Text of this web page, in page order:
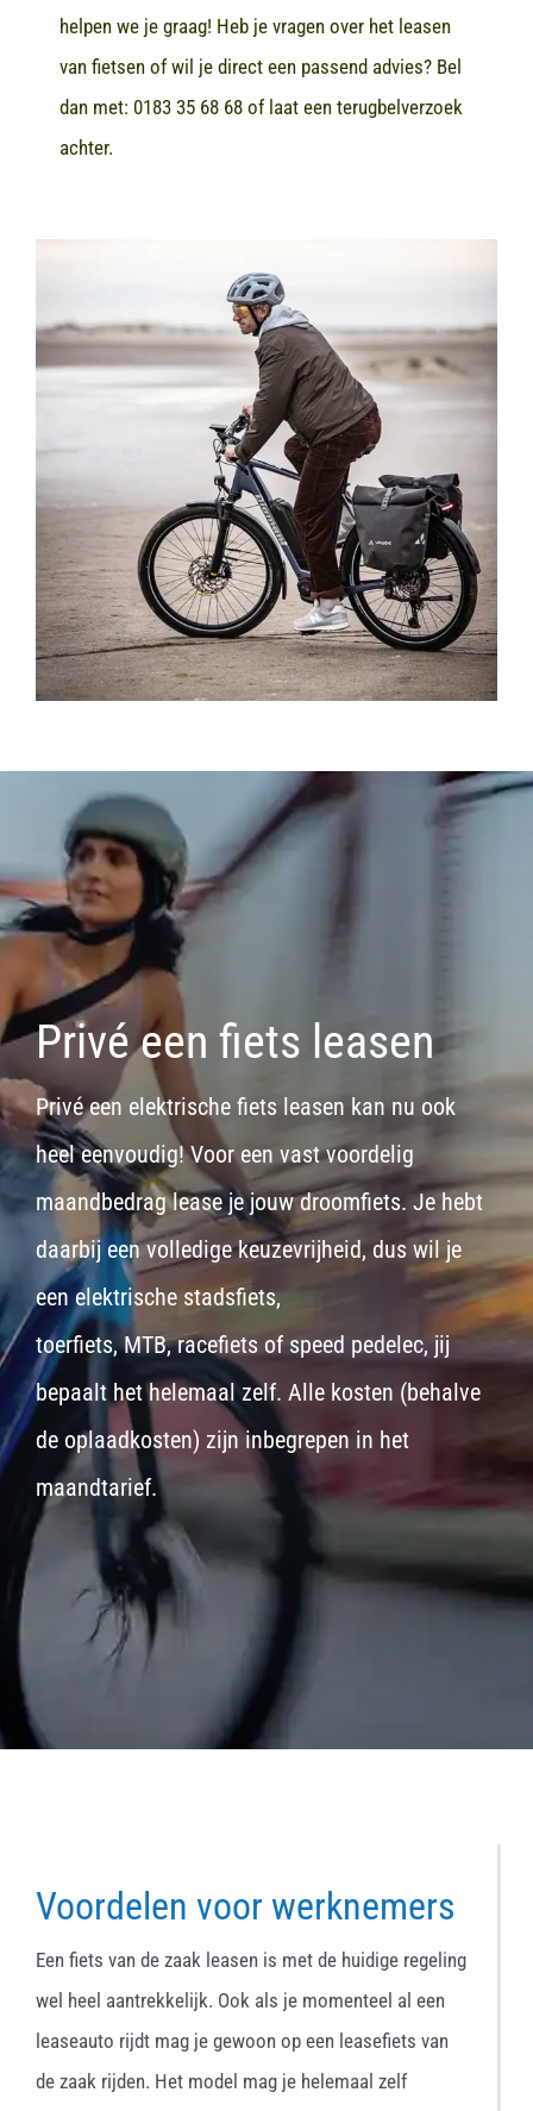
helpen we je graag! Heb je vragen over het leasen
van fietsen of wil je direct een passend advies? Bel
dan met: 0183 35 68 68of laat een terugbelverzoek
achter.
Privé een fiets leasen
Privé een elektrische fiets leasen kan nu ook
heel eenvoudig! Voor een vast voordelig
maandbedrag lease je jouw droomfiets. Je hebt
daarbij een volledige keuzevrijheid, dus wil je
eenelektrische stadsfiets,
toerfiets,MTB,racefietsof speed pedelec, jij
bepaalt het helemaal zelf. Alle kosten (behalve
de oplaadkosten) zijn inbegrepen in het
maandtarief.
Voordelen voor werknemers
Een fiets van de zaak leasen is met de huidige regeling
wel heel aantrekkelijk. Ook als je momenteel al een
leaseauto rijdt mag je gewoon op een leasefiets van
de zaak rijden. Het model mag je helemaal zelf